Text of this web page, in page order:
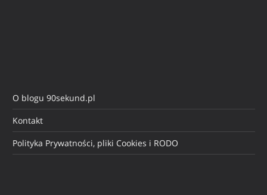
O blogu 90sekund.pl
Kontakt
Polityka Prywatności, pliki Cookies i RODO